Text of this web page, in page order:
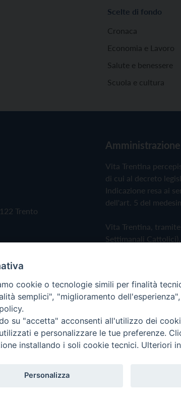
Scelte di fondo
Cronaca
Economia e Lavoro
Salute e benessere
Scuola e cultura
Trento
Vita Trentina
di cui al decreto
Indicazione resa ai
dell'art. 5 del
Vita Trentina,
Settimanali
Privacy Policy
riservati - Vita Trentina Editrice
cookie o tecnologie simili per finalità
semplici", "miglioramento
su "accetta" acconsenti all'utilizzo dei
e personalizzare le tue preferenze.
installando i soli cookie tecnici. Ulteriori
Personalizza